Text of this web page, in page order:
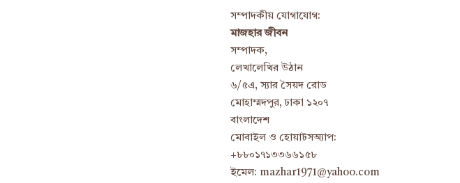
সম্পাদকীয় যোগাযোগ:
মাজহার জীবন
সম্পাদক,
লেখালেখির উঠান
৬/৫এ, স্যার সৈয়দ রোড
মোহাম্মদপুর, ঢাকা ১২০৭
বাংলাদেশ
মোবাইল ও হোয়াটসঅ্যাপ:
+৮৮০১৭১৩৩৬৬১৫৮
ইমেল: mazhar1971@yahoo.com